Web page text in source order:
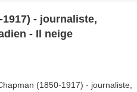
- journaliste,
- Il neige